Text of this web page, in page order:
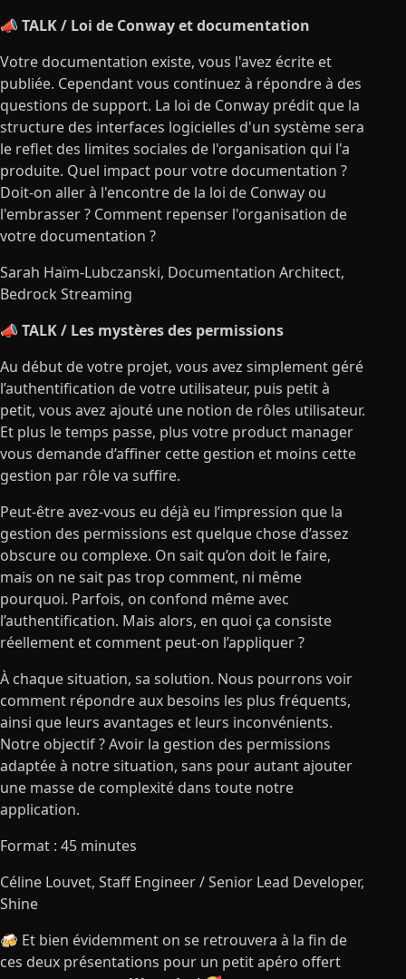
📣 TALK / Loi de Conway et documentation
Votre documentation existe, vous l'avez écrite et
publiée. Cependant vous continuez à répondre à des
questions de support. La loi de Conway prédit que la
structure des interfaces logicielles d'un système sera
le reflet des limites sociales de l'organisation qui l'a
produite. Quel impact pour votre documentation ?
Doit-on aller à l'encontre de la loi de Conway ou
l'embrasser ? Comment repenser l'organisation de
votre documentation ?
Sarah Haïm-Lubczanski, Documentation Architect,
Bedrock Streaming
📣 TALK / Les mystères des permissions
Au début de votre projet, vous avez simplement géré
l’authentification de votre utilisateur, puis petit à
petit, vous avez ajouté une notion de rôles utilisateur.
Et plus le temps passe, plus votre product manager
vous demande d’affiner cette gestion et moins cette
gestion par rôle va suffire.
Peut-être avez-vous eu déjà eu l’impression que la
gestion des permissions est quelque chose d’assez
obscure ou complexe. On sait qu’on doit le faire,
mais on ne sait pas trop comment, ni même
pourquoi. Parfois, on confond même avec
l’authentification. Mais alors, en quoi ça consiste
réellement et comment peut-on l’appliquer ?
À chaque situation, sa solution. Nous pourrons voir
comment répondre aux besoins les plus fréquents,
ainsi que leurs avantages et leurs inconvénients.
Notre objectif ? Avoir la gestion des permissions
adaptée à notre situation, sans pour autant ajouter
une masse de complexité dans toute notre
application.
Format : 45 minutes
Céline Louvet, Staff Engineer / Senior Lead Developer,
Shine
🍻 Et bien évidemment on se retrouvera à la fin de
ces deux présentations pour un petit apéro offert